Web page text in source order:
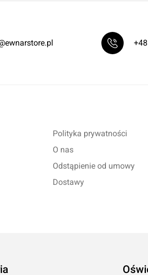
Polityka prywatności
O nas
Odstąpienie od umowy
Dostawy